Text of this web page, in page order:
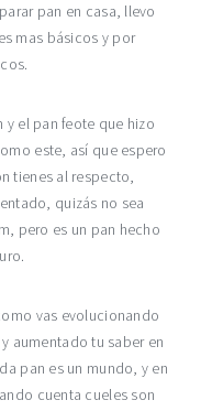
pan en casa, llevo
mas básicos y por
y el pan feote que hizo
este, así que espero
tienes al respecto,
quizás no sea
pero es un pan hecho
vas evolucionando
aumentado tu saber en
pan es un mundo, y en
cuenta cueles son